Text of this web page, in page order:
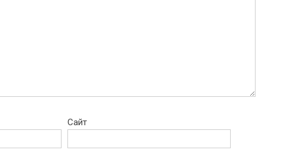
Сайт